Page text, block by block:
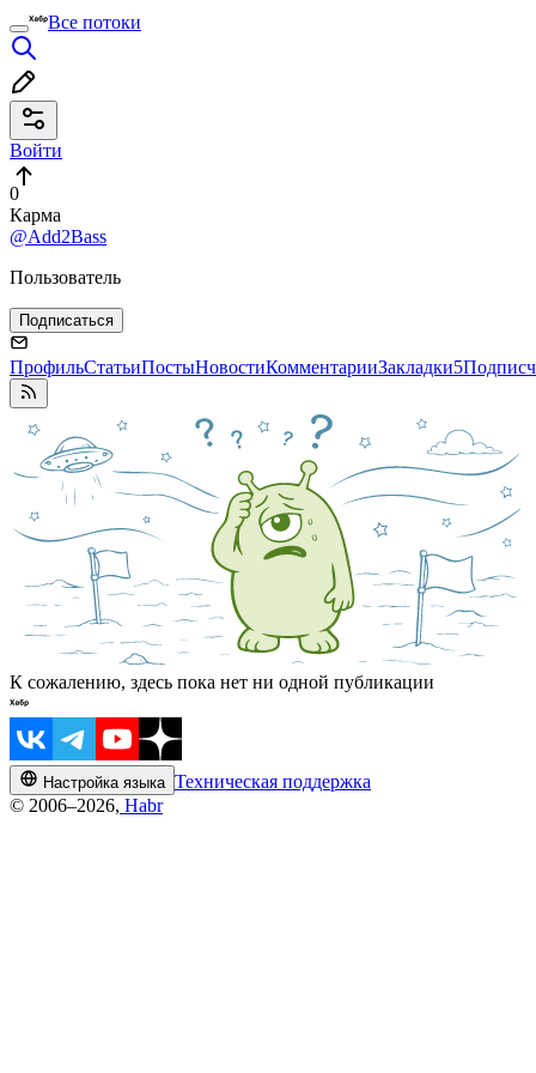
Все потоки
Войти
0
Карма
@Add2Bass
Пользователь
Подписаться
ПрофильСтатьиПостыНовостиКомментарииЗакладки5
К сожалению, здесь пока нет ни одной публикации
Настройка языка Техническая поддержка
© 2006–2026, Habr